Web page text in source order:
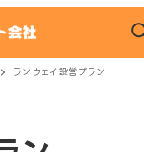
ランウェイ設営プラン